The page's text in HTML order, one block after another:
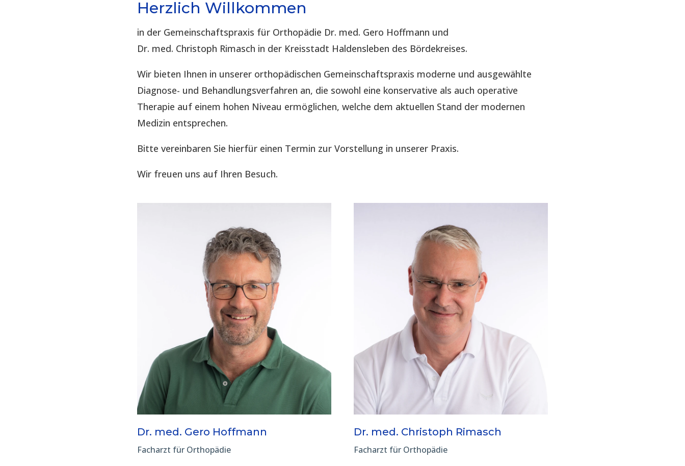
Herzlich Willkommen
in der Gemeinschaftspraxis für Orthopädie Dr. med. Gero Hoffmann und
Dr. med. Christoph Rimasch in der Kreisstadt Haldensleben des Bördekreises.
Wir bieten Ihnen in unserer orthopädischen Gemeinschaftspraxis moderne und ausgewählte
Diagnose- und Behandlungsverfahren an, die sowohl eine konservative als auch operative
Therapie auf einem hohen Niveau ermöglichen, welche dem aktuellen Stand der modernen
Medizin entsprechen.
Bitte vereinbaren Sie hierfür einen Termin zur Vorstellung in unserer Praxis.
Wir freuen uns auf Ihren Besuch.
Dr. med. Gero Hoffmann
Facharzt für Orthopädie
Dr. med. Christoph Rimasch
Facharzt für Orthopädie